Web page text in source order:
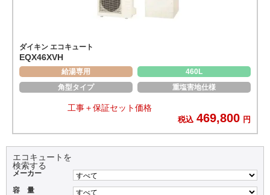
ダイキン エコキュート
EQX46XVH
給湯専用
460L
角型タイプ
重塩害地仕様
工事＋保証セット価格
税込 469,800 円
エコキュートを
検索する
メーカー
容 量